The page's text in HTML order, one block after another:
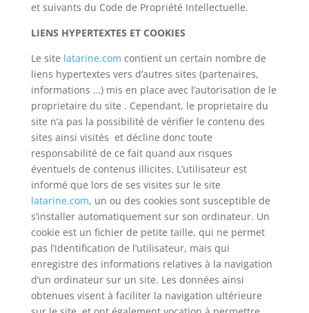
et suivants du Code de Propriété Intellectuelle.
LIENS HYPERTEXTES ET COOKIES
Le site latarine.com contient un certain nombre de
liens hypertextes vers d’autres sites (partenaires,
informations …) mis en place avec l’autorisation de le
proprietaire du site . Cependant, le proprietaire du
site n’a pas la possibilité de vérifier le contenu des
sites ainsi visités et décline donc toute
responsabilité de ce fait quand aux risques
éventuels de contenus illicites. L’utilisateur est
informé que lors de ses visites sur le site
latarine.com, un ou des cookies sont susceptible de
s’installer automatiquement sur son ordinateur. Un
cookie est un fichier de petite taille, qui ne permet
pas l’identification de l’utilisateur, mais qui
enregistre des informations relatives à la navigation
d’un ordinateur sur un site. Les données ainsi
obtenues visent à faciliter la navigation ultérieure